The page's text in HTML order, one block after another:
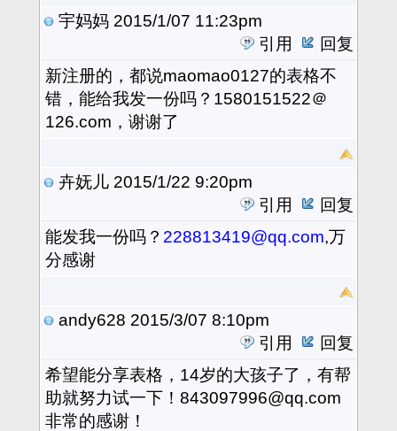
宇妈妈 2015/1/07 11:23pm
引用
回复
新注册的，都说maomao0127的表格不
错，能给我发一份吗？1580151522＠
126.com，谢谢了
卉妩儿 2015/1/22 9:20pm
引用
回复
能发我一份吗？ 228813419@qq.com,万
分感谢
andy628 2015/3/07 8:10pm
引用
回复
希望能分享表格，14岁的大孩子了，有帮
助就努力试一下！843097996@qq.com
非常的感谢！